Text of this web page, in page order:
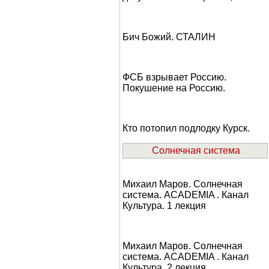
Бич Божий. СТАЛИН
ФСБ взрывает Россию.
Покушение на Россию.
Кто потопил подлодку Курск.
Солнечная система
Михаил Маров. Солнечная
система. ACADEMIA . Канал
Культура. 1 лекция
Михаил Маров. Солнечная
система. ACADEMIA . Канал